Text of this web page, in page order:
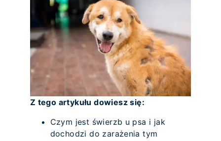
Z tego artykułu dowiesz się:
Czym jest świerzb u psa i jak
dochodzi do zarażenia tym